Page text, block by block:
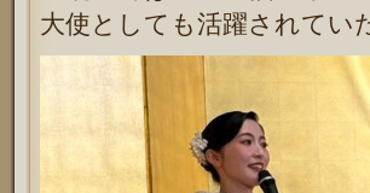
大使としても活躍されてい